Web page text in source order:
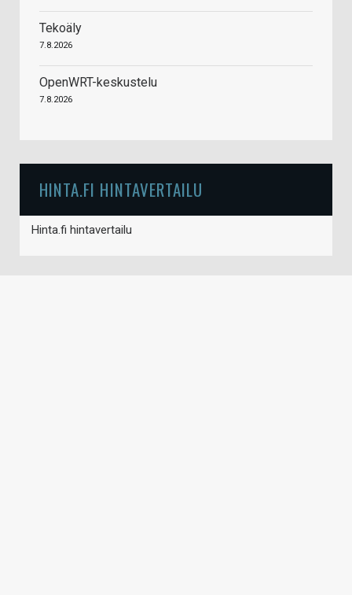
Tekoäly
7.8.2026
OpenWRT-keskustelu
7.8.2026
HINTA.FI HINTAVERTAILU
Hinta.fi hintavertailu